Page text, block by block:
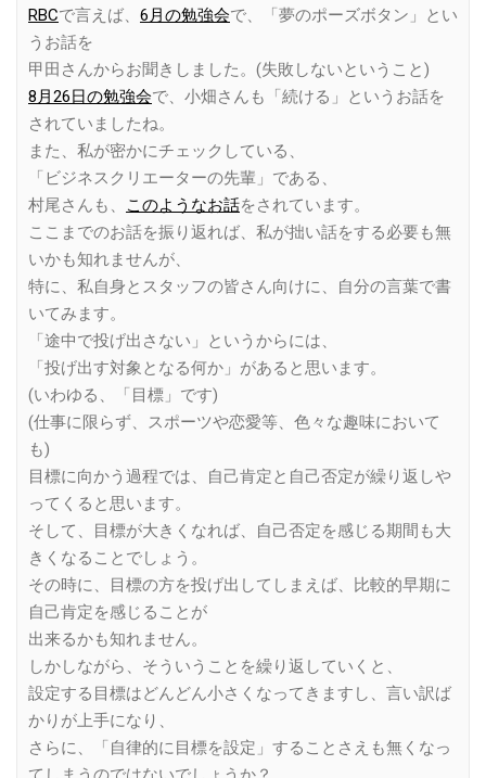
RBCで言えば、 6月の勉強会で、「夢のポーズボタン」とい
うお話を
甲田さんからお聞きしました。(失敗しないということ)
8月26日の勉強会で、小畑さんも「続ける」というお話を
されていましたね。
また、私が密かにチェックしている、
「ビジネスクリエーターの先輩」である、
村尾さんも、
このようなお話をされています。
ここまでのお話を振り返れば、私が拙い話をする必要も無
いかも知れませんが、
特に、私自身とスタッフの皆さん向けに、自分の言葉で書
いてみます。
「途中で投げ出さない」というからには、
「投げ出す対象となる何か」があると思います。
(いわゆる、「目標」です)
(仕事に限らず、スポーツや恋愛等、色々な趣味において
も)
目標に向かう過程では、自己肯定と自己否定が繰り返しや
ってくると思います。
そして、目標が大きくなれば、自己否定を感じる期間も大
きくなることでしょう。
その時に、目標の方を投げ出してしまえば、比較的早期に
自己肯定を感じることが
出来るかも知れません。
しかしながら、そういうことを繰り返していくと、
設定する目標はどんどん小さくなってきますし、言い訳ば
かりが上手になり、
さらに、「自律的に目標を設定」することさえも無くなっ